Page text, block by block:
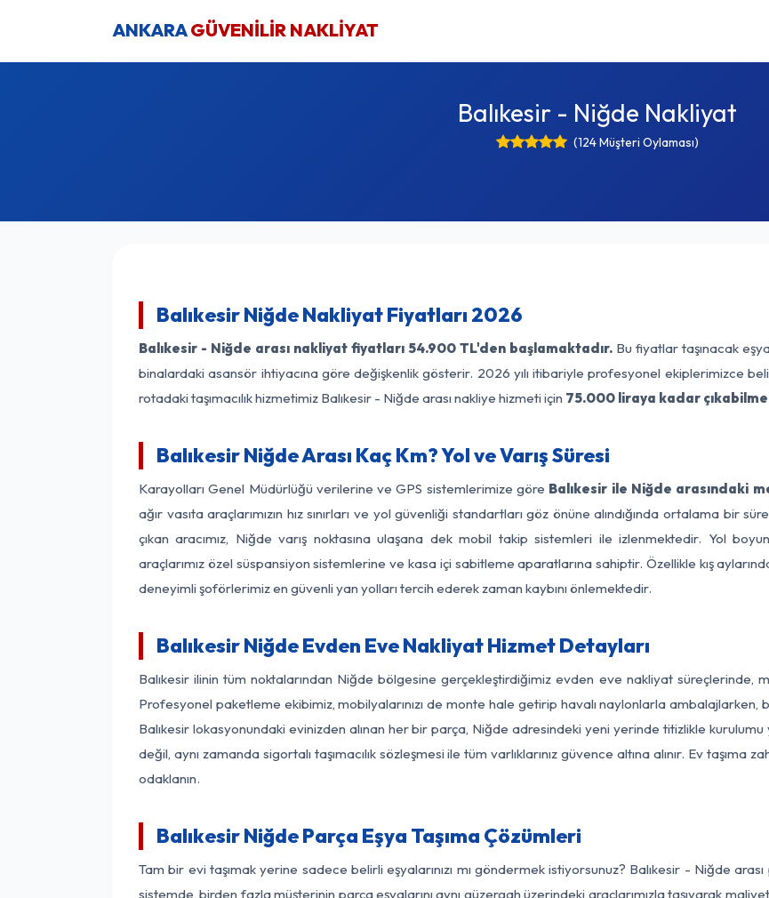
ANKARAGÜVENİLİR NAKLİYAT
Balıkesir - Niğde Nakliyat
(124 Müşteri Oylaması)
Balıkesir Niğde Nakliyat Fiyatları 2026
Balıkesir - Niğde arası nakliyat fiyatları 54.900 TL'den başlamaktadır. Bu fiyatlar taşınacak
binalardaki asansör ihtiyacına göre değişkenlik gösterir. 2026 yılı itibariyle profesyonel ekiplerimizce
rotadaki taşımacılık hizmetimiz Balıkesir - Niğde arası nakliye hizmeti için 75.000 liraya kadar
Balıkesir Niğde Arası Kaç Km? Yol ve Varış Süresi
Karayolları Genel Müdürlüğü verilerine ve GPS sistemlerimize göre Balıkesir ile Niğde arasındaki
ağır vasıta araçlarımızın hız sınırları ve yol güvenliği standartları göz önüne alındığında ortalama bir
çıkan aracımız, Niğde varış noktasına ulaşana dek mobil takip sistemleri ile izlenmektedir. Yol
araçlarımız özel süspansiyon sistemlerine ve kasa içi sabitleme aparatlarına sahiptir. Özellikle kış
deneyimli şoförlerimiz en güvenli yan yolları tercih ederek zaman kaybını önlemektedir.
Balıkesir Niğde Evden Eve Nakliyat Hizmet Detayları
Balıkesir ilinin tüm noktalarından Niğde bölgesine gerçekleştirdiğimiz evden eve nakliyat süreçlerinde,
Profesyonel paketleme ekibimiz, mobilyalarınızı de monte hale getirip havalı naylonlarla ambalajlarken,
Balıkesir lokasyonundaki evinizden alınan her bir parça, Niğde adresindeki yeni yerinde titizlikle
değil, aynı zamanda sigortalı taşımacılık sözleşmesi ile tüm varlıklarınız güvence altına alınır. Ev taşıma
odaklanın.
Balıkesir Niğde Parça Eşya Taşıma Çözümleri
Tam bir evi taşımak yerine sadece belirli eşyalarınızı mı göndermek istiyorsunuz? Balıkesir - Niğde
sistemde, birden fazla müşterinin parça eşyalarını aynı güzergah üzerindeki araçlarımızla taşıyarak